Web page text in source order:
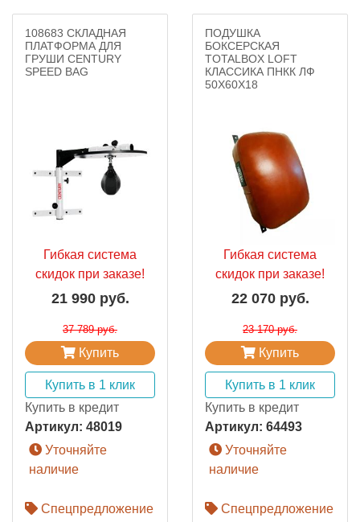
108683 СКЛАДНАЯ
ПЛАТФОРМА ДЛЯ
ГРУШИ CENTURY
SPEED BAG
Гибкая система
скидок при заказе!
21 990 руб.
37 789 руб.
Купить
Купить в 1 клик
Купить в кредит
Артикул: 48019
Уточняйте
наличие
Спецпредложение
ПОДУШКА
БОКСЕРСКАЯ
TOTALBOX LOFT
КЛАССИКА ПНКК ЛФ
50Х60Х18
Гибкая система
скидок при заказе!
22 070 руб.
23 170 руб.
Купить
Купить в 1 клик
Купить в кредит
Артикул: 64493
Уточняйте
наличие
Спецпредложение